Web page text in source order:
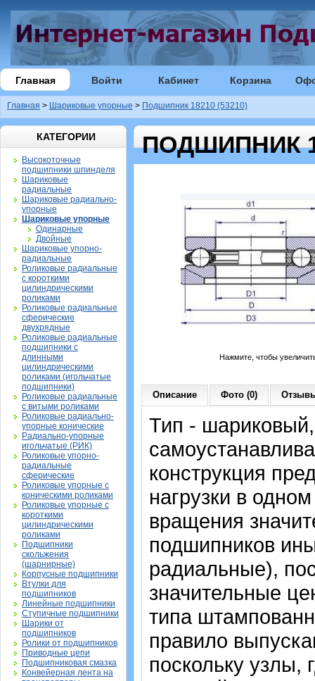
Главная Войти Кабинет Корзина
Главная > Шариковые упорные > Подшипник 18210 (53210)
КАТЕГОРИИ
Высокоточные
подшипники шпинделя
Шариковые
радиальные
Шариковые радиально-
упорные
Шариковые упорные
Одинарные
Двойные
Шариковые упорно-
радиальные
Роликовые радиальные
с короткими
цилиндрическими
роликами
Роликовые радиальные
сферические
двухрядные
Роликовые радиальные
подшипники с
длинными
цилиндрическими
роликами (игольчатые
подшипники)
Роликовые радиальные
с витыми роликами
Роликовые радиально-
упорные конические
Радиально-упорные
игольчатые (РИК)
Роликовые упорно-
радиальные
сферические
Роликовые упорные с
коническими роликами
Роликовые упорные с
короткими
цилиндрическими
роликами
Подшипники
скольжения
(шарнирные)
Корпусные подшипники
Втулки для
подшипников
Линейные подшипники
Ступичные подшипники
Шарики от
подшипников
Ролики от подшипников
Приводные цепи
Подшипниковая смазка
Конвейерная лента на
ПОДШИПНИК
Нажмите, чтобы
Описание Фото (0)
Тип -
конструкция
нагрузки в
вращения
подшипников
радиальные),
значительные
типа
правило
поскольку узлы,